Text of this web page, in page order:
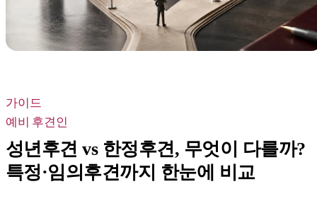
가이드
예비 후견인
성년후견 vs 한정후견, 무엇이 다를까?
특정·임의후견까지 한눈에 비교